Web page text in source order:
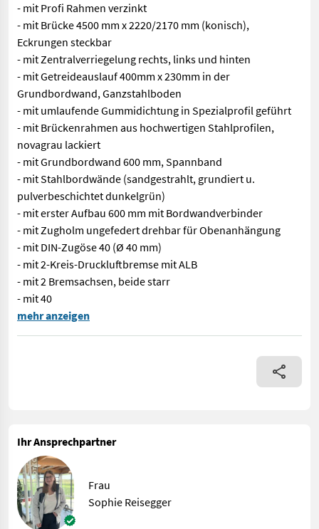
- mit Profi Rahmen verzinkt
- mit Brücke 4500 mm x 2220/2170 mm (konisch),
Eckrungen steckbar
- mit Zentralverriegelung rechts, links und hinten
- mit Getreideauslauf 400mm x 230mm in der
Grundbordwand, Ganzstahlboden
- mit umlaufende Gummidichtung in Spezialprofil geführt
- mit Brückenrahmen aus hochwertigen Stahlprofilen,
novagrau lackiert
- mit Grundbordwand 600 mm, Spannband
- mit Stahlbordwände (sandgestrahlt, grundiert u.
pulverbeschichtet dunkelgrün)
- mit erster Aufbau 600 mm mit Bordwandverbinder
- mit Zugholm ungefedert drehbar für Obenanhängung
- mit DIN-Zugöse 40 (Ø 40 mm)
- mit 2-Kreis-Druckluftbremse mit ALB
- mit 2 Bremsachsen, beide starr
- mit 40
Nr. 61165 Tandem 3-Seitenkipper - mit Tandem Fahrgestell -
mehr anzeigen
Ihr Ansprechpartner
Frau
Sophie Reisegger